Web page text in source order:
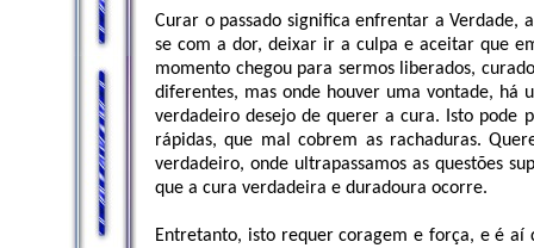
Curar o passado significa enfrentar a Verdade,
se com a dor, deixar ir a culpa e aceitar que
momento chegou para sermos liberados,
diferentes, mas onde houver uma vontade, há
verdadeiro desejo de querer a cura. Isto pode
rápidas, que mal cobrem as rachaduras.
verdadeiro, onde ultrapassamos as questões
que a cura verdadeira e duradoura ocorre.
Entretanto, isto requer coragem e força, e é